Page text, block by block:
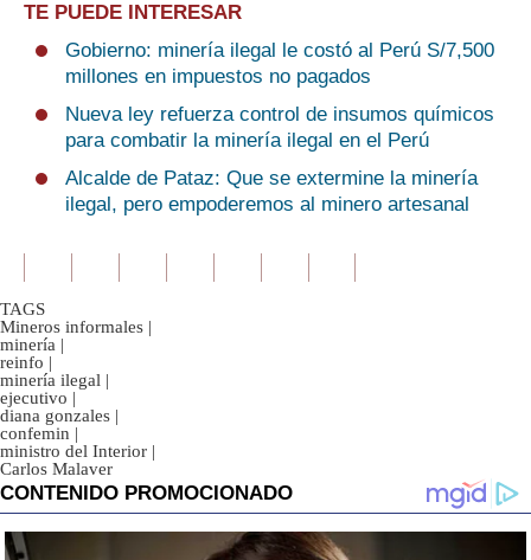
TE PUEDE INTERESAR
Gobierno: minería ilegal le costó al Perú S/7,500
millones en impuestos no pagados
Nueva ley refuerza control de insumos químicos
para combatir la minería ilegal en el Perú
Alcalde de Pataz: Que se extermine la minería
ilegal, pero empoderemos al minero artesanal
TAGS
Mineros informales |
minería |
reinfo |
minería ilegal |
ejecutivo |
diana gonzales |
confemin |
ministro del Interior |
Carlos Malaver